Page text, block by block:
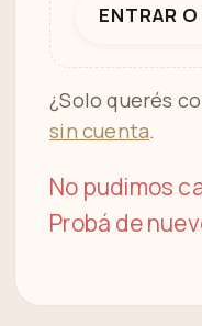
ENTRAR
¿Solo querés
sin cuenta.
No pudimos
Probá de